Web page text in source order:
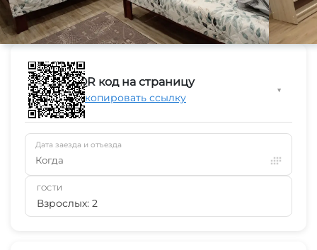
QR код на страницу
Скопировать ссылку
▼
Дата заезда и отъезда
Когда
ГОСТИ
Взрослых: 2